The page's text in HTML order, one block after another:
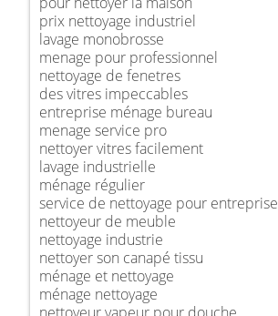
prix nettoyage industriel
lavage monobrosse
menage pour professionnel
nettoyage de fenetres
des vitres impeccables
entreprise ménage bureau
menage service pro
nettoyer vitres facilement
lavage industrielle
ménage régulier
service de nettoyage pour entreprise
nettoyeur de meuble
nettoyage industrie
nettoyer son canapé tissu
ménage et nettoyage
ménage nettoyage
nettoyeur vapeur pour douche